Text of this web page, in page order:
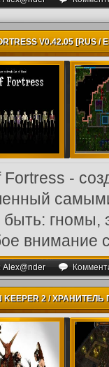
V0.42.05 [RUS /
Fortress -
быть: гномы,
внимание
Alex@nder
KEEPER 2 /